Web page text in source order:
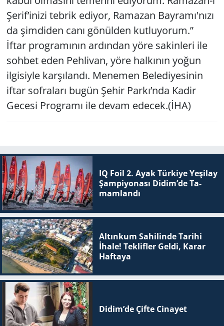
Şerif’inizi tebrik ediyor, Ramazan Bayramı'nızı
da şimdiden canı gönülden kutluyorum.”
İftar programının ardından yöre sakinleri ile
sohbet eden Pehlivan, yöre halkının yoğun
ilgisiyle karşılandı. Menemen Belediyesinin
iftar sofraları bugün Şehir Parkı’nda Kadir
Gecesi Programı ile devam edecek.(İHA)
IQ Foil 2. Ayak Tür­ki­ye Ye­şi­lay
Şam­pi­yo­na­sı Didim’de Ta­
mam­lan­dı
Altınkum Sahilinde Tarihi
İhale! Teklifler Geldi, Karar
Haftaya
Didim’de Çifte Ci­na­yet